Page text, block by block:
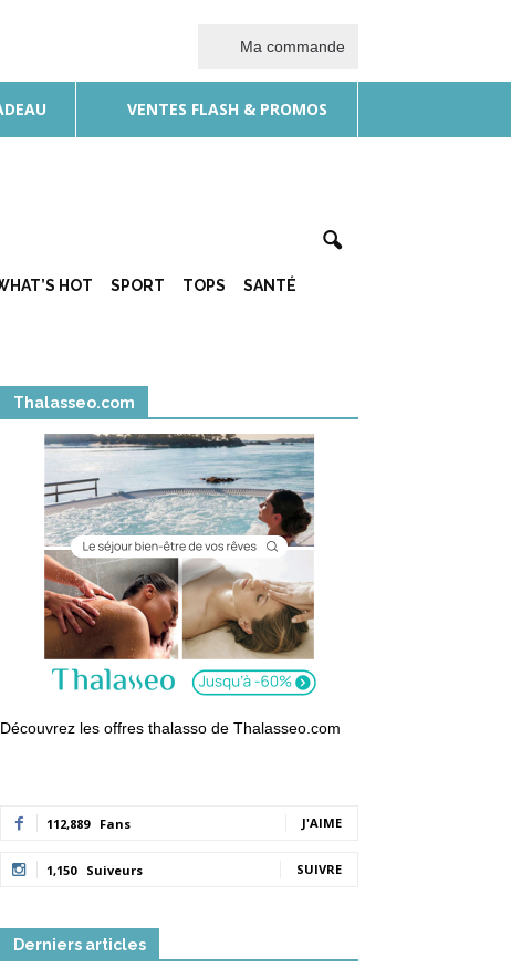
Ma commande
VENTES FLASH & PROMOS
HOT SPORT TOPS SANTÉ
Thalasseo.com
Découvrez les offres thalasso de Thalasseo.com
112,889 Fans J'AIME
1,150 Suiveurs SUIVRE
Derniers articles